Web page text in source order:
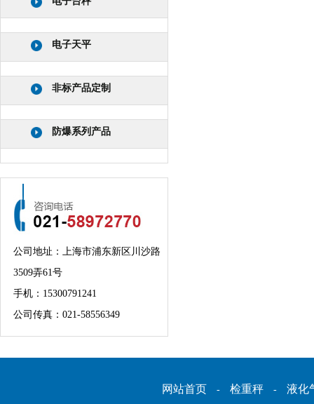
电子天平
非标产品定制
防爆系列产品
公司地址：上海市浦东新区川沙路
3509弄61号
手机： 15300791241
公司传真：021-58556349
网站首页 - 检重秤 - 液化